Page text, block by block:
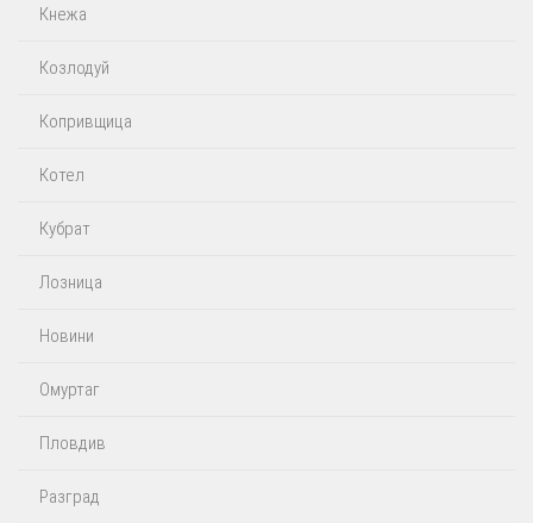
Кнежа
Козлодуй
Копривщица
Котел
Кубрат
Лозница
Новини
Омуртаг
Пловдив
Разград